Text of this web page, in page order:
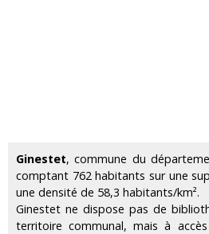
Ginestet, commune du
comptant 762 habitants sur une
une densité de 58,3 habitants/km².
Ginestet ne dispose pas de
territoire communal, mais à